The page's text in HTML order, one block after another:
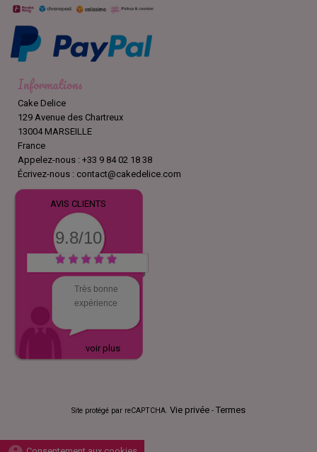
Informations
Cake Delice
129 Avenue des Chartreux
13004 MARSEILLE
France
Appelez-nous : +33 9 84 02 18 38
Écrivez-nous : contact@cakedelice.com
AVIS CLIENTS
9.8/10
Très bonne
expérience
voir plus
Site protégé par reCAPTCHA. Vie privée - Termes